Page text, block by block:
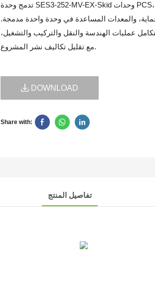
تدمج وحدة SES3-252-MV-EX-Skid وحدات PCS، ومحول رفع الجهد
والمعدات المساعدة في وحدة واحدة مدمجة.
عمليات الهندسة والنقل والتركيب والتشغيل،
مع تقليل تكاليف نشر المشروع.
DOWNLOAD
Share with:
تفاصيل المنتج